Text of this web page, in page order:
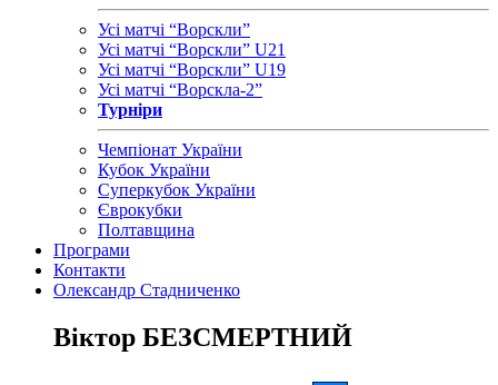
Усі матчі “Ворскли”
Усі матчі “Ворскли” U21
Усі матчі “Ворскли” U19
Усі матчі “Ворскла-2”
Турніри
Чемпіонат України
Кубок України
Суперкубок України
Єврокубки
Полтавщина
Програми
Контакти
Олександр Стадниченко
Віктор БЕЗСМЕРТНИЙ